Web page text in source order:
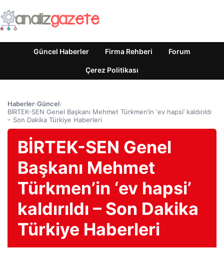
Güncel Haberler Firma Rehberi Forum
Çerez Politikası
Haberler›Güncel›
BİRTEK-SEN Genel Başkanı Mehmet Türkmen’in ‘ev hapsi’ kaldırıldı
– Son Dakika Türkiye Haberleri
BİRTEK-SEN Genel
Başkanı Mehmet
Türkmen’in ‘ev hapsi’
kaldırıldı – Son Dakika
Türkiye Haberleri